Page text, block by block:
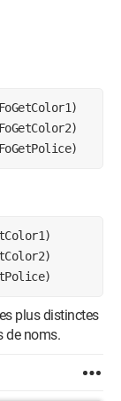
plus distinctes
de noms.